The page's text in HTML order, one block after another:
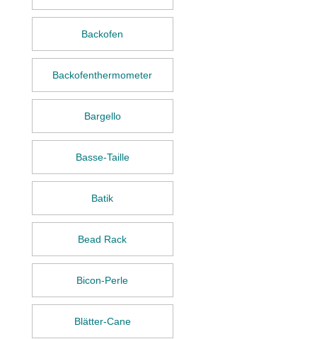
Backofen
Backofenthermometer
Bargello
Basse-Taille
Batik
Bead Rack
Bicon-Perle
Blätter-Cane